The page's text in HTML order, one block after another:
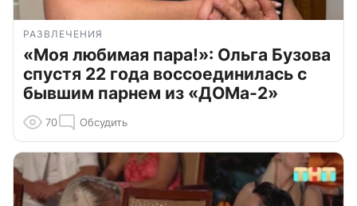
РАЗВЛЕЧЕНИЯ
«Моя любимая пара!»: Ольга Бузова
спустя 22 года воссоединилась с
бывшим парнем из «ДОМа-2»
70 Обсудить